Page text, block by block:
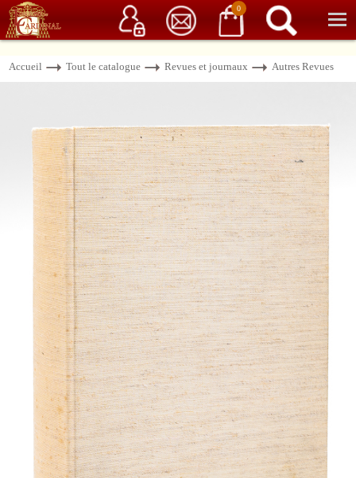
0
Service client 06 15 37 15 37 Librairie de livres anciens & rares
Accueil Tout le catalogue Revues et journaux Autres Revues